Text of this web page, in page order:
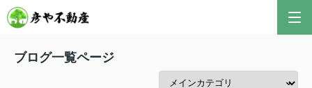
ブログ一覧ページ